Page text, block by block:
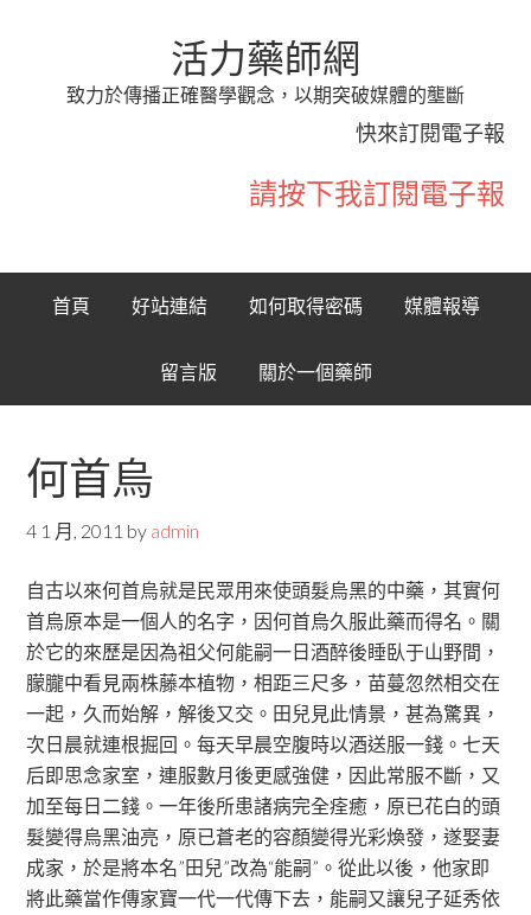
活力藥師網
致力於傳播正確醫學觀念，以期突破媒體的壟斷
快來訂閱電子報
請按下我訂閱電子報
首頁 好站連結 如何取得密碼 媒體報導
留言版 關於一個藥師
何首烏
4 1 月, 2011 by admin
自古以來何首烏就是民眾用來使頭髮烏黑的中藥，其實何
首烏原本是一個人的名字，因何首烏久服此藥而得名。關
於它的來歷是因為祖父何能嗣一日酒醉後睡臥于山野間，
朦朧中看見兩株藤本植物，相距三尺多，苗蔓忽然相交在
一起，久而始解，解後又交。田兒見此情景，甚為驚異，
次日晨就連根掘回。每天早晨空腹時以酒送服一錢。七天
后即思念家室，連服數月後更感強健，因此常服不斷，又
加至每日二錢。一年後所患諸病完全痊癒，原已花白的頭
髮變得烏黑油亮，原已蒼老的容顏變得光彩煥發，遂娶妻
成家，於是將本名”田兒”改為“能嗣”。從此以後，他家即
將此藥當作傳家寶一代一代傳下去，能嗣又讓兒子延秀依